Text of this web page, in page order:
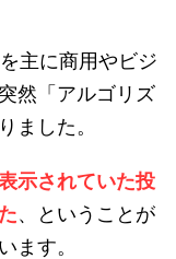
主に商用やビジ
然「アルゴリズ
ました。
示されていた投
、ということが
ます。